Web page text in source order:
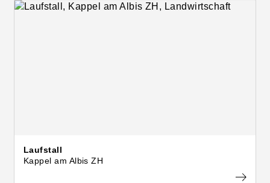
Laufstall
Kappel am Albis ZH